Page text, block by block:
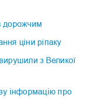
дорожчим
ціни ріпаку
з Великої
інформацію про